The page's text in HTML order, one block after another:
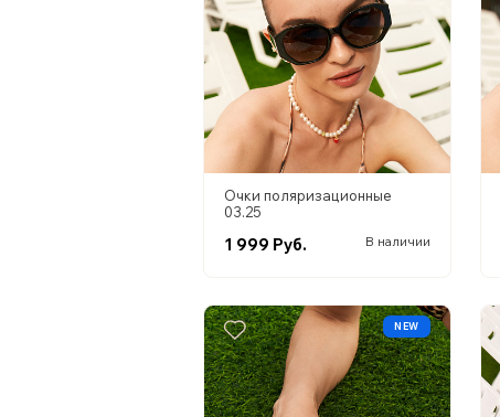
Очки поляризационные
03.25
1 999 Руб. В наличии
NEW